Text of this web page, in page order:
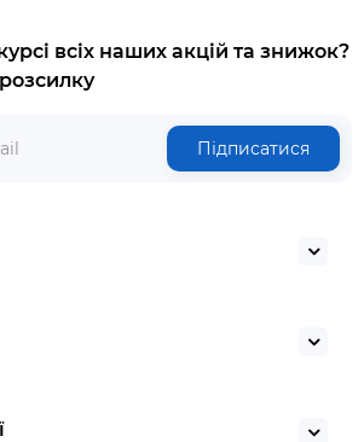
всіх наших акцій та знижок?
Підписатися